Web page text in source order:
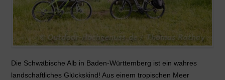
Die Schwäbische Alb in Baden-Württemberg ist ein wahres
landschaftliches Glückskind! Aus einem tropischen Meer